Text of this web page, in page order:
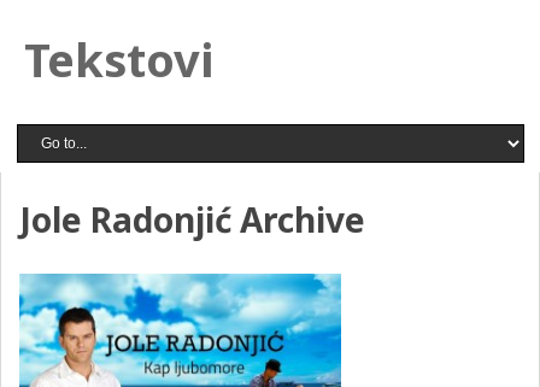
Tekstovi
Jole Radonjić Archive